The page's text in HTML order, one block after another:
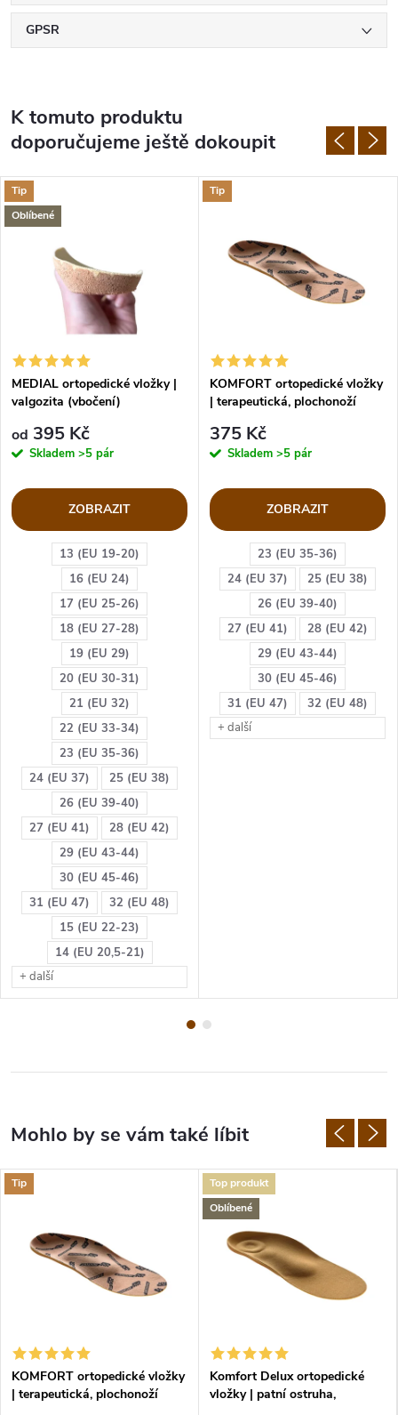
GPSR
K tomuto produktu
doporučujeme ještě dokoupit
Tip
Oblíbené
13 (EU 19-20)
16 (EU 24)
17 (EU 25-26)
18 (EU 27-28)
19 (EU 29)
20 (EU 30-31)
21 (EU 32)
22 (EU 33-34)
23 (EU 35-36)
24 (EU 37)
25 (EU 38)
26 (EU 39-40)
27 (EU 41)
28 (EU 42)
29 (EU 43-44)
30 (EU 45-46)
31 (EU 47)
32 (EU 48)
15 (EU 22-23)
14 (EU 20,5-21)
+ další
MEDIAL ortopedické vložky |
valgozita (vbočení)
od 395 Kč
Skladem >5 pár
ZOBRAZIT
Tip
23 (EU 35-36)
24 (EU 37)
25 (EU 38)
26 (EU 39-40)
27 (EU 41)
28 (EU 42)
29 (EU 43-44)
30 (EU 45-46)
31 (EU 47)
32 (EU 48)
+ další
KOMFORT ortopedické vložky
| terapeutická, plochonoží
375 Kč
Skladem >5 pár
ZOBRAZIT
Tip
KOMFORT ortopedické vložky
| terapeutická, plochonoží
Top produkt
Oblíbené
Komfort Delux ortopedické
vložky | patní ostruha,